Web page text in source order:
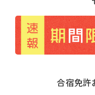
合宿免許